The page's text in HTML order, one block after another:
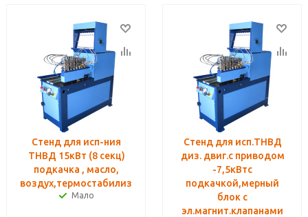
Стенд для исп-ния
ТНВД 15кВт (8 секц)
подкачка , масло,
воздух,термостабилизация
Мало
Стенд для исп.ТНВД
диз. двиг.с приводом
-7,5кВтс
подкачкой,мерный
блок с
эл.магнит.клапанами